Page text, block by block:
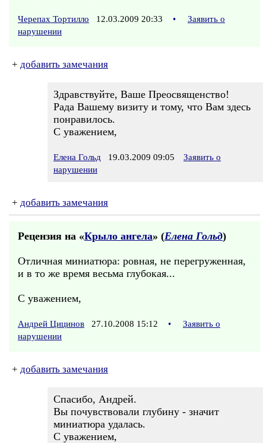
Черепах Тортилло 12.03.2009 20:33 •
Заявить о
нарушении
+ добавить замечания
Здравствуйте, Ваше Преосвященство!
Рада Вашему визиту и тому, что Вам здесь
понравилось.
С уважением,
Елена Гольд 19.03.2009 09:05
Заявить о
нарушении
+ добавить замечания
Рецензия на «Крыло ангела» (Елена Гольд)
Отличная миниатюра: ровная, не перегруженная,
и в то же время весьма глубокая...
С уважением,
Андрей Цицинов 27.10.2008 15:12 •
Заявить о
нарушении
+ добавить замечания
Спасибо, Андрей.
Вы почувствовали глубину - значит
миниатюра удалась.
С уважением,